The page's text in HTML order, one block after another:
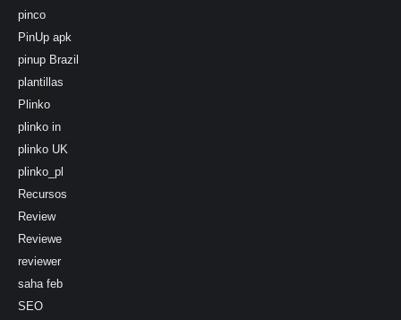
pinco
PinUp apk
pinup Brazil
plantillas
Plinko
plinko in
plinko UK
plinko_pl
Recursos
Review
Reviewe
reviewer
saha feb
SEO